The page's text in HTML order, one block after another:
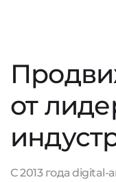
от
С 2013 года digital-